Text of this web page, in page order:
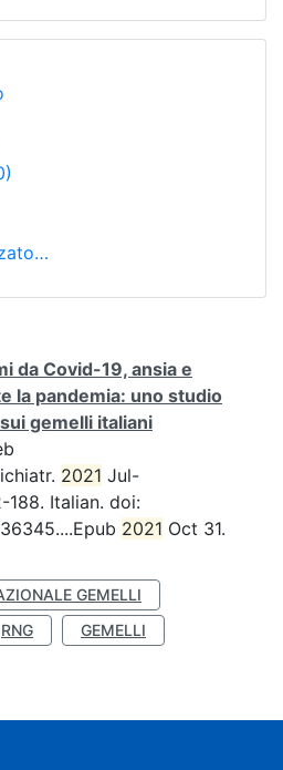
da Covid-19, ansia e
la pandemia: uno studio
gemelli italiani
2021 Jul-
188. Italian. doi:
2021 Oct 31.
GEMELLI
RNG GEMELLI